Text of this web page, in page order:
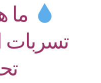
ما
تسربات